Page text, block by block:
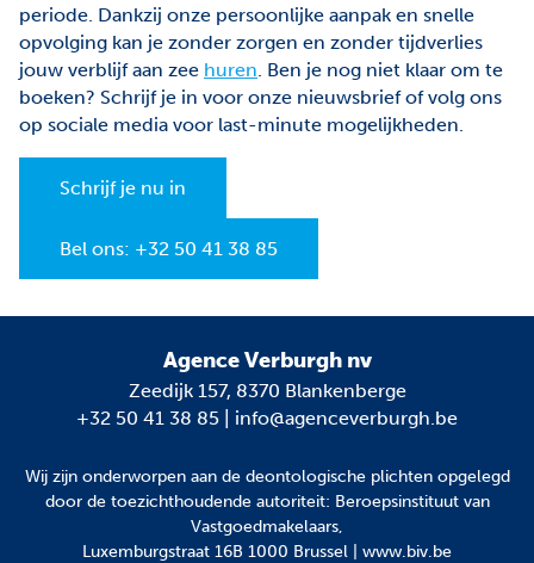
periode. Dankzij onze persoonlijke aanpak en snelle
opvolging kan je zonder zorgen en zonder tijdverlies
jouw verblijf aan zee huren. Ben je nog niet klaar om te
boeken? Schrijf je in voor onze nieuwsbrief of volg ons
op sociale media voor last-minute mogelijkheden.
Schrijf je nu in
Bel ons: +32 50 41 38 85
Agence Verburgh nv
Zeedijk 157, 8370 Blankenberge
+32 50 41 38 85
info@agenceverburgh.be
Wij zijn onderworpen aan de deontologische plichtenopgelegd
door de toezichthoudende autoriteit: Beroepsinstituut van
Vastgoedmakelaars,
Luxemburgstraat 16B 1000 Brussel | www.biv.be